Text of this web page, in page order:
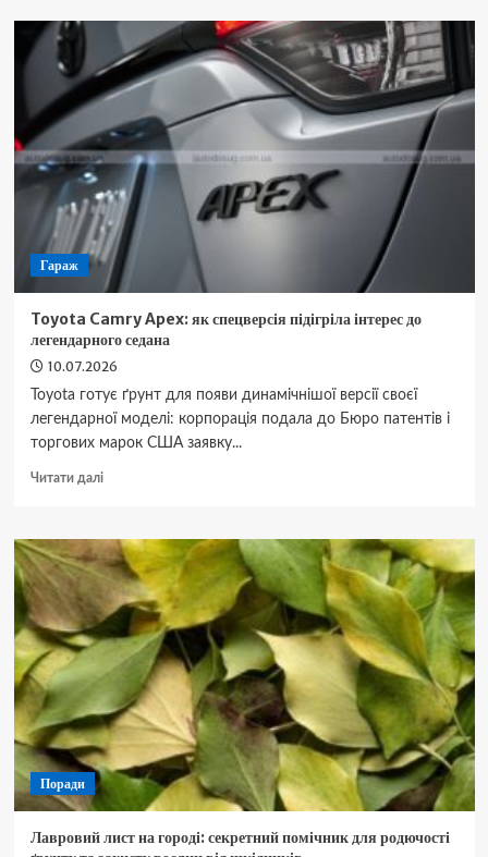
ефективно
підвищити
рівень
вітаміну
D:
перевірені
способи
та
поради
Гараж
Toyota Camry Apex: як спецверсія підігріла інтерес до
легендарного седана
10.07.2026
Toyota готує ґрунт для появи динамічнішої версії своєї
легендарної моделі: корпорація подала до Бюро патентів і
торгових марок США заявку...
Читати даліДокладніше
Camry
Apex:
як
спецверсія
підігріла
інтерес
легендарного
седана
Поради
Лавровий лист на городі: секретний помічник для родючості